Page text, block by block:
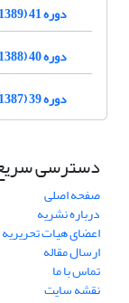
دوره 41 (1389)
دوره 40 (1388)
دوره 39 (1387)
دسترسی
صفحه اصلی
درباره نشریه
اعضای هیات تحریریه
ارسال مقاله
تماس با ما
نقشه سایت